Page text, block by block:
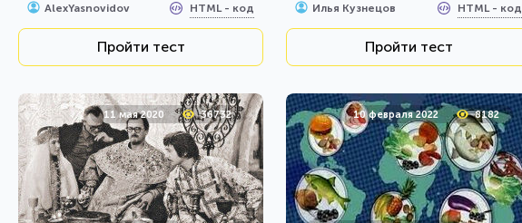
AlexYasnovidov HTML - код
Пройти тест
Илья Кузнецов HTML - код
Пройти тест
11 мая 2020 36732 10 февраля 2022 8182